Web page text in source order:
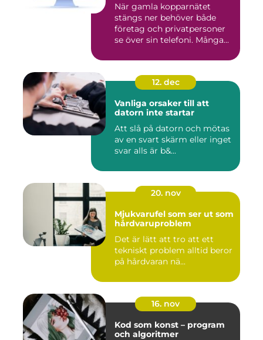
När gamla kopparnätet
stängs ner behöver både
företag och privatpersoner
se över sin telefoni. Många...
12. dec
Vanliga orsaker till att
datorn inte startar
Att slå på datorn och mötas
av en svart skärm eller inget
svar alls är b&...
20. nov
Mjukvarufel som ser ut som
hårdvaruproblem
Det är lätt att tro att ett
tekniskt problem alltid beror
på hårdvaran nä...
16. nov
Kod som konst – program
och algoritmer